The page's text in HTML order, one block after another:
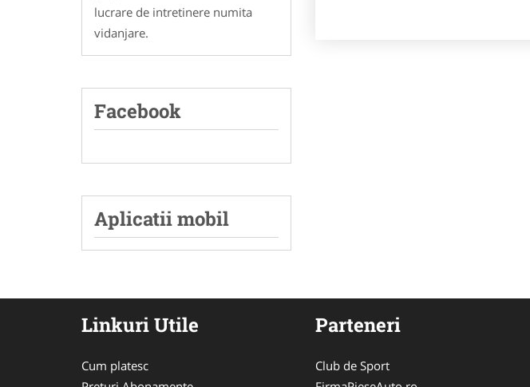
lucrare de intretinere numita
vidanjare.
Facebook
Aplicatii mobil
Linkuri Utile
Cum platesc
Parteneri
Club de Sport